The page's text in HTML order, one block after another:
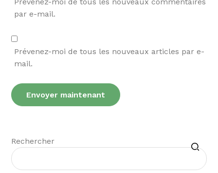
par e-mail.
Prévenez-moi de tous les nouveaux articles par e-
mail.
Rechercher
Recherche